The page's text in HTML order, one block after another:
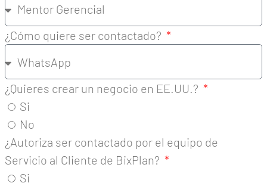
¿Cómo quiere ser contactado?
¿Quieres crear un negocio en EE.UU.?
Si
No
¿Autoriza ser contactado por el equipo de
Servicio al Cliente de BixPlan?
Si